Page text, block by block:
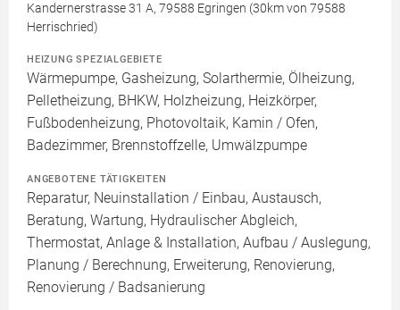
Kandernerstrasse 31 A, 79588 Egringen (30km von 79588
Herrischried)
HEIZUNG SPEZIALGEBIETE
Wärmepumpe, Gasheizung, Solarthermie, Ölheizung,
Pelletheizung, BHKW, Holzheizung, Heizkörper,
Fußbodenheizung, Photovoltaik, Kamin / Ofen,
Badezimmer, Brennstoffzelle, Umwälzpumpe
ANGEBOTENE TÄTIGKEITEN
Reparatur, Neuinstallation / Einbau, Austausch,
Beratung, Wartung, Hydraulischer Abgleich,
Thermostat, Anlage & Installation, Aufbau / Auslegung,
Planung / Berechnung, Erweiterung, Renovierung,
Renovierung / Badsanierung